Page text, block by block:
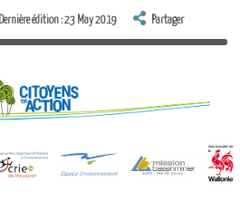
Dernière édition : 23 May 2019 Partager